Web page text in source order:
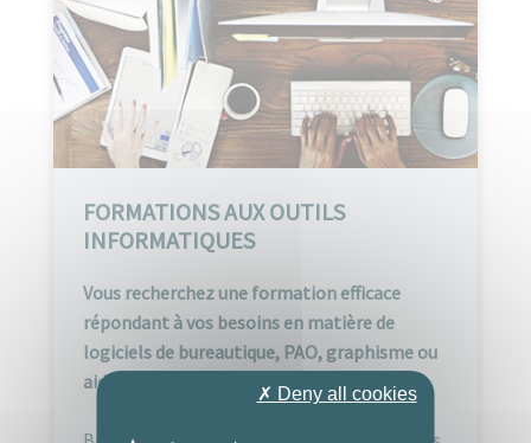
FORMATIONS AUX OUTILS
INFORMATIQUES
Vous recherchez une formation efficace
répondant à vos besoins en matière de
logiciels de bureautique, PAO, graphisme ou
aide à la traduction (TAO) ?
✗ Deny all cookies